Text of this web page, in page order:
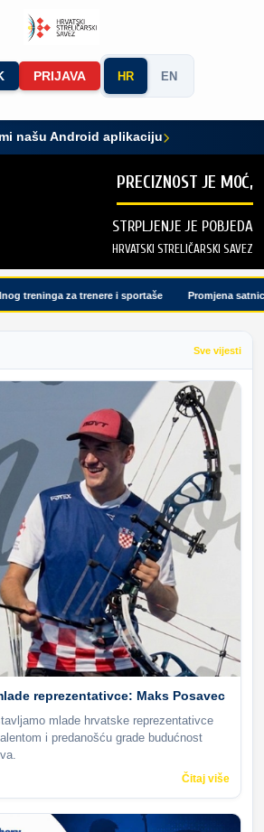
PRIJAVA HR EN
našu Android aplikaciju
PRECIZNOST JE MOĆ,
STRPLJENJE JE POBJEDA
HRVATSKI STRELIČARSKI SAVEZ
treninga za trenere i sportaše Promjena satnice
Sve vijesti
reprezentativce: Maks Posavec
mlade hrvatske reprezentativce
i predanošću grade budućnost
Čitaj više